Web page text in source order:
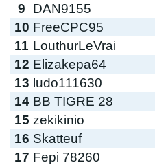
9
DAN9155
10 FreeCPC95
11 LouthurLeVrai
12 Elizakepa64
13 ludo111630
14 BB TIGRE 28
15 zekikinio
16 Skatteuf
17 Fepi 78260